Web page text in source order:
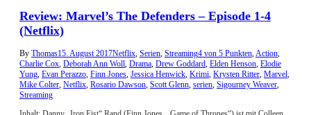
Review: Marvel’s The Defenders – Episode 1-4
(Netflix)
By Thomas15. August 2017Netflix, Serien, Streaming4 von 5 Punkten,Action,
Charlie Cox, Deborah Ann Woll, Drama, Drew Goddard, Elden Henson, Elodie
Yung, Evan Perazzo, Finn Jones, Jessica Henwick, Krimi, Krysten Ritter, Marvel,
Mike Colter, Netflix, Rosario Dawson, Scott Glenn, serien, Sigourney Weaver,
Streaming